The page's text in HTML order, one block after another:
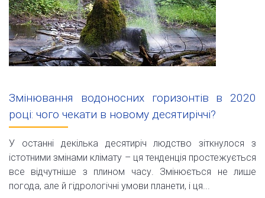
Змінювання водоносних горизонтів в 2020
році: чого чекати в новому десятиріччі?
У останні декілька десятиріч людство зіткнулося з
істотними змінами клімату – ця тенденція простежується
все відчутніше з плином часу. Змінюється не лише
погода, але й гідрологічні умови планети, і ця...